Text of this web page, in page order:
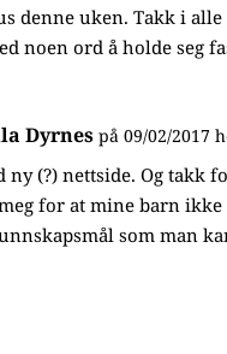
denne uken. Takk i
noen ord å holde seg
Dyrnes på 09/02/2017
ny (?) nettside. Og takk
for at mine barn
som man